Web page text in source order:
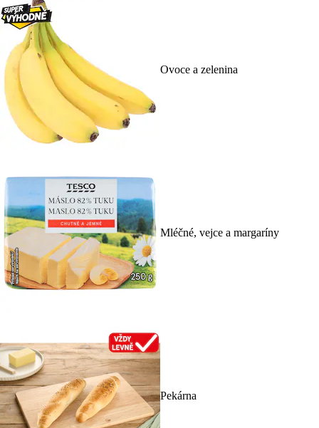
Ovoce a zelenina
Mléčné, vejce a margaríny
Pekárna